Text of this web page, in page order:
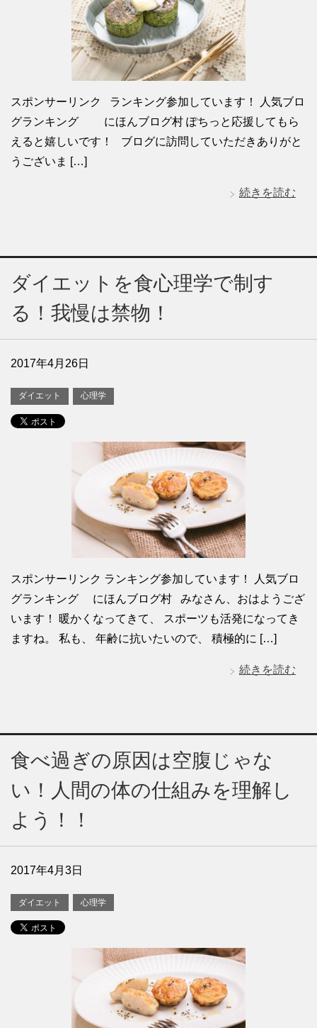
スポンサーリンク ランキング参加しています！ 人気ブロ
グランキング にほんブログ村 ぽちっと応援してもら
えると嬉しいです！ ブログに訪問していただきありがと
うございま […]
続きを読む
ダイエットを食心理学で制す
る！我慢は禁物！
2017年4月26日
ダイエット 心理学
スポンサーリンク ランキング参加しています！ 人気ブロ
グランキング にほんブログ村 みなさん、おはようござ
います！ 暖かくなってきて、 スポーツも活発になってき
ますね。 私も、 年齢に抗いたいので、 積極的に […]
続きを読む
食べ過ぎの原因は空腹じゃな
い！人間の体の仕組みを理解し
よう！！
2017年4月3日
ダイエット 心理学